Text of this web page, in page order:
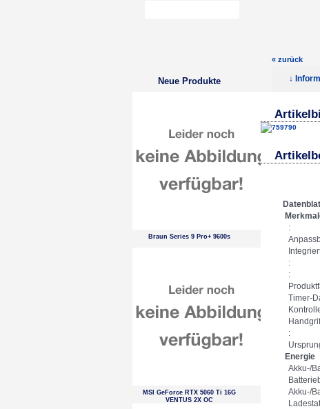
Neue Produkte
Braun Series 9 Pro+ 9600s
MSI GeForce RTX 5060 Ti 16G
VENTUS 2X OC
« zurück
↓
:
:
:
Timer-
:
Energie
Akku-/
Akku-/